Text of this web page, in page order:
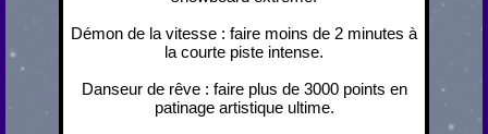
Démon de la vitesse : faire moins de 2 minutes à
la courte piste intense.
Danseur de rêve : faire plus de 3000 points en
patinage artistique ultime.